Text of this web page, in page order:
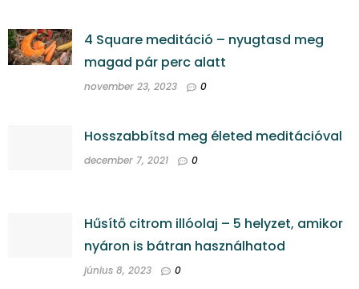
4 Square meditáció – nyugtasd meg
magad pár perc alatt
november 23, 2023 0
Hosszabbítsd meg életed meditációval
december 7, 2021 0
Hűsítő citrom illóolaj – 5 helyzet, amikor
nyáron is bátran használhatod
június 8, 2023 0